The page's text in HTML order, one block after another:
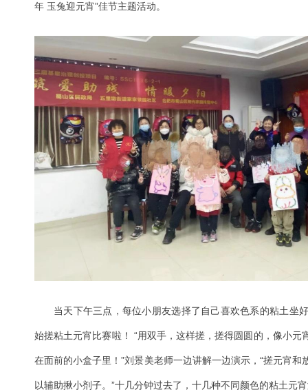
年 玉兔迎元宵”佳节主题活动。
当天下午三点，每位小朋友选择了自己喜欢色系的粘土坐
始搓粘土元宵比赛啦！ “用双手，这样搓，搓得圆圆的，像小
在面前的小盒子里！”刘景美老师一边讲解一边演示，“搓元宵
以辅助揪小剂子。”十几分钟过去了，十几种不同颜色的粘土元